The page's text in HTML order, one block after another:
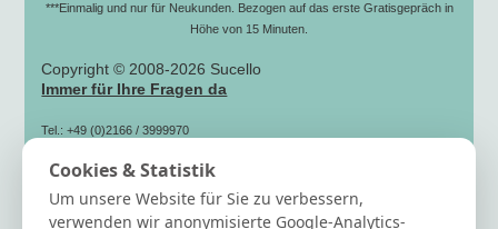
***Einmalig und nur für Neukunden. Bezogen auf das erste Gratisgepräch in
Höhe von 15 Minuten.
Copyright © 2008-2026 Sucello
Immer für Ihre Fragen da
Tel.: +49 (0)2166 / 3999970
Fax: +49 (0)2166 / 3999979
Mail: info[@]sucello.de
Cookies & Statistik
Um unsere Website für Sie zu verbessern,
verwenden wir anonymisierte Google-Analytics-